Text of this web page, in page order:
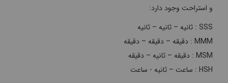
و استراحت وجود دارد:
SSS : ثانیه – ثانیه – ثانیه
MMM : دقیقه – دقیقه – دقیقه
MSM : دقیقه – ثانیه – دقیقه
HSH : ساعت – ثانیه - ساعت